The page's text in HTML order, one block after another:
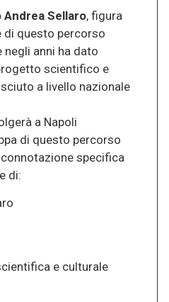
Sellaro, figura
di questo percorso
anni ha dato
scientifico e
a livello nazionale
a Napoli
di questo percorso
specifica
di:
e culturale